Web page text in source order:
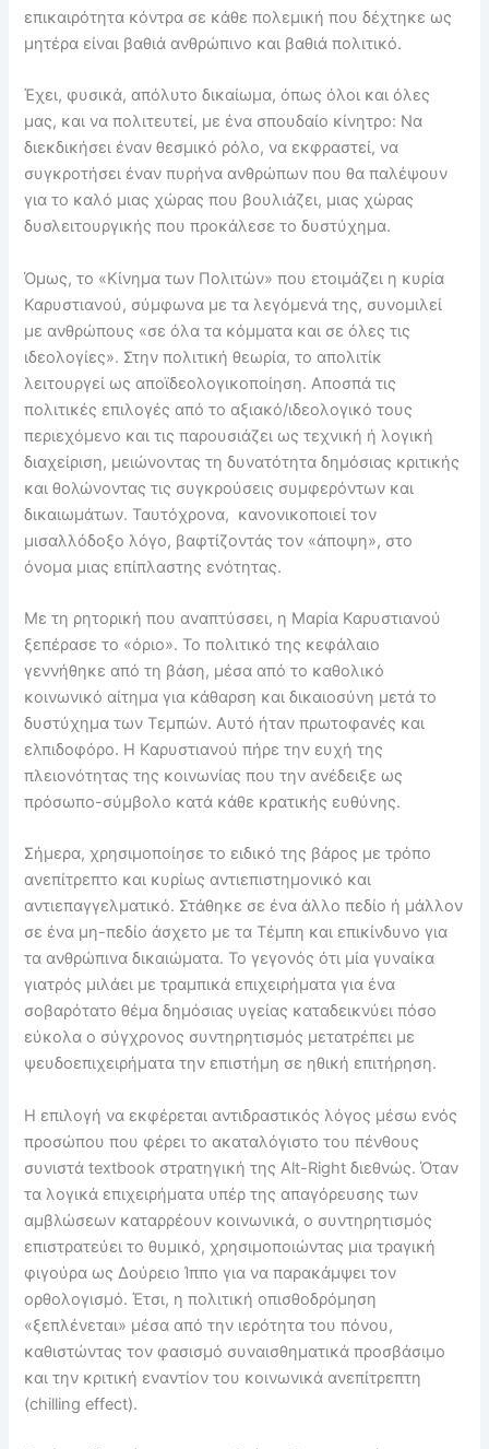
επικαιρότητα κόντρα σε κάθε πολεμική που δέχτηκε ως
μητέρα είναι βαθιά ανθρώπινο και βαθιά πολιτικό.
Έχει, φυσικά, απόλυτο δικαίωμα, όπως όλοι και όλες
μας, και να πολιτευτεί, με ένα σπουδαίο κίνητρο: Να
διεκδικήσει έναν θεσμικό ρόλο, να εκφραστεί, να
συγκροτήσει έναν πυρήνα ανθρώπων που θα παλέψουν
για το καλό μιας χώρας που βουλιάζει, μιας χώρας
δυσλειτουργικής που προκάλεσε το δυστύχημα.
Όμως, το «Κίνημα των Πολιτών» που ετοιμάζει η κυρία
Καρυστιανού, σύμφωνα με τα λεγόμενά της, συνομιλεί
με ανθρώπους «σε όλα τα κόμματα και σε όλες τις
ιδεολογίες». Στην πολιτική θεωρία, το απολιτίκ
λειτουργεί ως αποϊδεολογικοποίηση. Αποσπά τις
πολιτικές επιλογές από το αξιακό/ιδεολογικό τους
περιεχόμενο και τις παρουσιάζει ως τεχνική ή λογική
διαχείριση, μειώνοντας τη δυνατότητα δημόσιας κριτικής
και θολώνοντας τις συγκρούσεις συμφερόντων και
δικαιωμάτων. Ταυτόχρονα, κανονικοποιεί τον
μισαλλόδοξο λόγο, βαφτίζοντάς τον «άποψη», στο
όνομα μιας επίπλαστης ενότητας.
Με τη ρητορική που αναπτύσσει, η Μαρία Καρυστιανού
ξεπέρασε το «όριο». Το πολιτικό της κεφάλαιο
γεννήθηκε από τη βάση, μέσα από το καθολικό
κοινωνικό αίτημα για κάθαρση και δικαιοσύνη μετά το
δυστύχημα των Τεμπών. Αυτό ήταν πρωτοφανές και
ελπιδοφόρο. Η Καρυστιανού πήρε την ευχή της
πλειονότητας της κοινωνίας που την ανέδειξε ως
πρόσωπο-σύμβολο κατά κάθε κρατικής ευθύνης.
Σήμερα, χρησιμοποίησε το ειδικό της βάρος με τρόπο
ανεπίτρεπτο και κυρίως αντιεπιστημονικό και
αντιεπαγγελματικό. Στάθηκε σε ένα άλλο πεδίο ή μάλλον
σε ένα μη-πεδίο άσχετο με τα Τέμπη και επικίνδυνο για
τα ανθρώπινα δικαιώματα. Το γεγονός ότι μία γυναίκα
γιατρός μιλάει με τραμπικά επιχειρήματα για ένα
σοβαρότατο θέμα δημόσιας υγείας καταδεικνύει πόσο
εύκολα ο σύγχρονος συντηρητισμός μετατρέπει με
ψευδοεπιχειρήματα την επιστήμη σε ηθική επιτήρηση.
Η επιλογή να εκφέρεται αντιδραστικός λόγος μέσω ενός
προσώπου που φέρει το ακαταλόγιστο του πένθους
συνιστά textbook στρατηγική της Alt-Right διεθνώς. Όταν
τα λογικά επιχειρήματα υπέρ της απαγόρευσης των
αμβλώσεων καταρρέουν κοινωνικά, ο συντηρητισμός
επιστρατεύει το θυμικό, χρησιμοποιώντας μια τραγική
φιγούρα ως Δούρειο Ίππο για να παρακάμψει τον
ορθολογισμό. Έτσι, η πολιτική οπισθοδρόμηση
«ξεπλένεται» μέσα από την ιερότητα του πόνου,
καθιστώντας τον φασισμό συναισθηματικά προσβάσιμο
και την κριτική εναντίον του κοινωνικά ανεπίτρεπτη
(chilling effect).